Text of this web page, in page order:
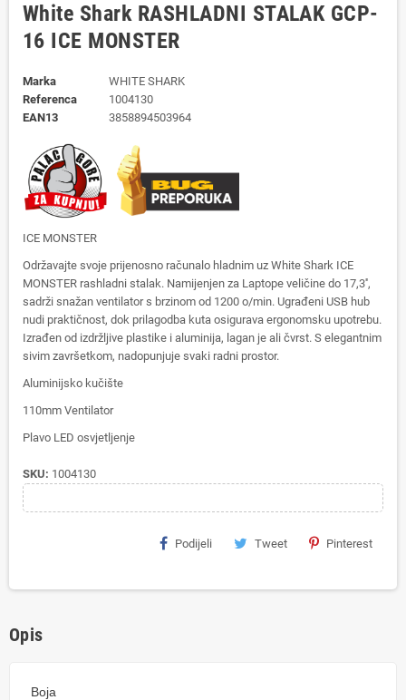
White Shark RASHLADNI STALAK GCP-
16 ICE MONSTER
Marka
WHITE SHARK
Referenca
1004130
EAN13
3858894503964
ICE MONSTER
Održavajte svoje prijenosno računalo hladnim uz White Shark ICE
MONSTER rashladni stalak. Namijenjen za Laptope veličine do 17,3'',
sadrži snažan ventilator s brzinom od 1200 o/min. Ugrađeni USB hub
nudi praktičnost, dok prilagodba kuta osigurava ergonomsku upotrebu.
Izrađen od izdržljive plastike i aluminija, lagan je ali čvrst. S elegantnim
sivim završetkom, nadopunjuje svaki radni prostor.
Aluminijsko kučište
110mm Ventilator
Plavo LED osvjetljenje
SKU: 1004130
Podijeli Tweet Pinterest
Opis
Boja